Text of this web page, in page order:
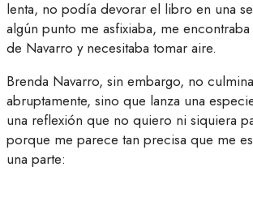
lenta, no podía devorar el libro en una
algún punto me asfixiaba, me
de Navarro y necesitaba tomar aire.
Brenda Navarro, sin embargo, no
abruptamente, sino que lanza una
una reflexión que no quiero ni siquiera
porque me parece tan precisa que me
una parte: